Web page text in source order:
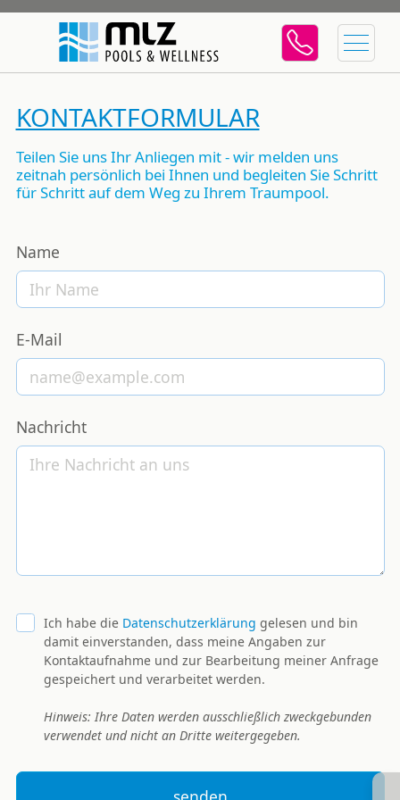
KONTAKTFORMULAR
Teilen Sie uns Ihr Anliegen mit - wir melden uns
zeitnah persönlich bei Ihnen und begleiten Sie Schritt
für Schritt auf dem Weg zu Ihrem Traumpool.
Name
E-Mail
Nachricht
Ich habe die Datenschutzerklärung gelesen und bin
damit einverstanden, dass meine Angaben zur
Kontaktaufnahme und zur Bearbeitung meiner Anfrage
gespeichert und verarbeitet werden.
Hinweis: Ihre Daten werden ausschließlich zweckgebunden
verwendet und nicht an Dritte weitergegeben.